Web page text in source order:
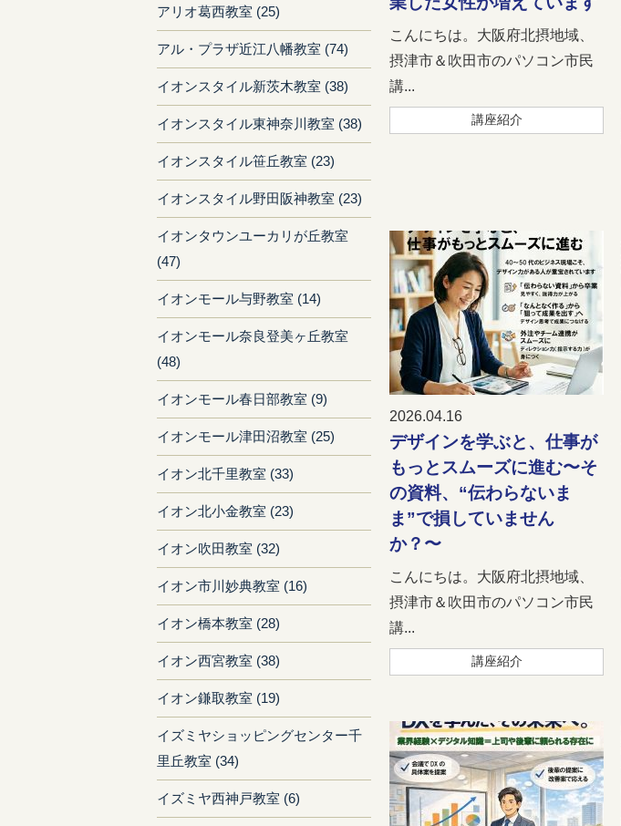
こんにちは。大阪府北摂地域、
摂津市＆吹田市のパソコン市民
講...
講座紹介
2026.04.16
デザインを学ぶと、仕事が
もっとスムーズに進む〜そ
の資料、“伝わらないま
ま”で損していません
か？〜
こんにちは。大阪府北摂地域、
摂津市＆吹田市のパソコン市民
講...
講座紹介
アリオ葛西教室 (25)
アル・プラザ近江八幡教室 (74)
イオンスタイル新茨木教室 (38)
イオンスタイル東神奈川教室 (38)
イオンスタイル笹丘教室 (23)
イオンスタイル野田阪神教室 (23)
イオンタウンユーカリが丘教室
(47)
イオンモール与野教室 (14)
イオンモール奈良登美ヶ丘教室
(48)
イオンモール春日部教室 (9)
イオンモール津田沼教室 (25)
イオン北千里教室 (33)
イオン北小金教室 (23)
イオン吹田教室 (32)
イオン市川妙典教室 (16)
イオン橋本教室 (28)
イオン西宮教室 (38)
イオン鎌取教室 (19)
イズミヤショッピングセンター千
里丘教室 (34)
イズミヤ西神戸教室 (6)